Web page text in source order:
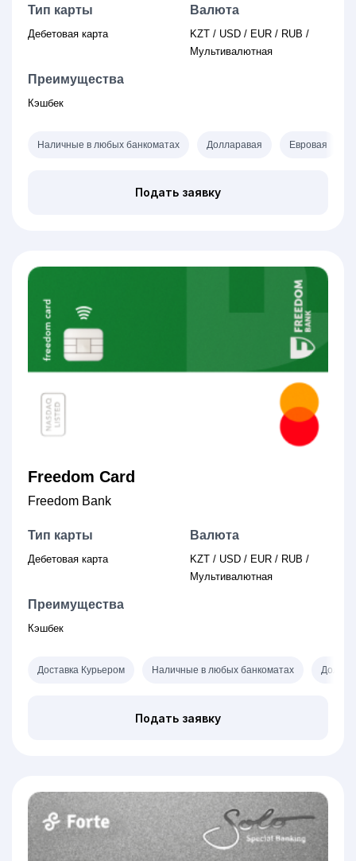
Тип карты
Дебетовая карта
Валюта
KZT / USD / EUR / RUB /
Мультивалютная
Преимущества
Кэшбек
Подать заявку
Наличные в любых банкоматах Долларавая Евровая
Freedom Card
Freedom Bank
Тип карты
Дебетовая карта
Валюта
KZT / USD / EUR / RUB /
Мультивалютная
Преимущества
Кэшбек
Подать заявку
Доставка Курьером Наличные в любых банкоматах